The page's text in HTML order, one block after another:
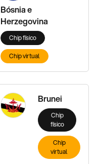
Bósnia e
Herzegovina
Chip físico
Chip virtual
Brunei
Chip
físico
Chip
virtual